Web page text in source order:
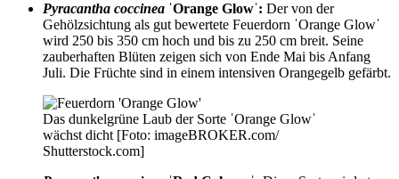
Pyracantha coccinea ˈOrange Glowˈ: Der von der
Gehölzsichtung als gut bewertete Feuerdorn ˈOrange Glowˈ
wird 250 bis 350 cm hoch und bis zu 250 cm breit. Seine
zauberhaften Blüten zeigen sich von Ende Mai bis Anfang
Juli. Die Früchte sind in einem intensiven Orangegelb gefärbt.
Das dunkelgrüne Laub der Sorte ˈOrange Glowˈ
wächst dicht [Foto: imageBROKER.com/
Shutterstock.com]